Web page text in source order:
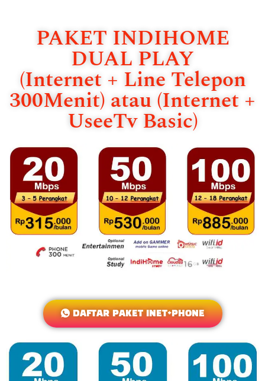
PAKET INDIHOME
DUAL PLAY
(Internet + Line Telepon
300Menit) atau (Internet +
UseeTv Basic)
DAFTAR PAKET INET+PHONE